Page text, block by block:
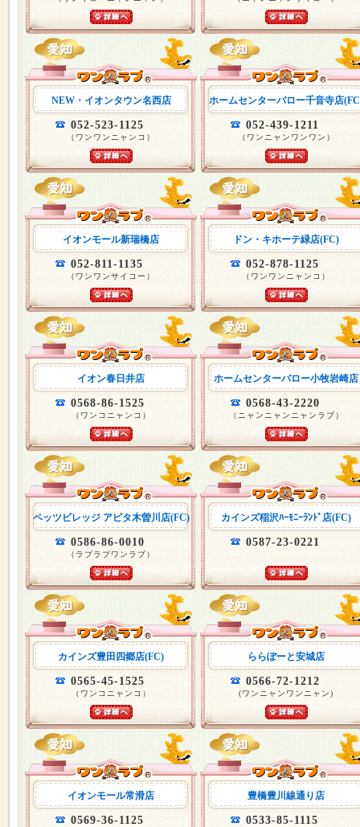
NEW・イオンタウン名西店
052-523-1125
（ワンワンニャンコ）
ホームセンターバロー千音寺店
052-439-1211
（ワンニャンワンワン）
イオンモール新瑞橋店
052-811-1135
（ワンワンサイコー）
ドン・キホーテ緑店(FC)
052-878-1125
（ワンワンニャンコ）
イオン春日井店
0568-86-1525
（ワンコニャンコ）
ホームセンターバロー小牧岩崎店
0568-43-2220
（ニャンニャンニャンラブ）
ペッツビレッジ アピタ木曽川店(FC)
0586-86-0010
（ラブラブワンラブ）
カインズ稲沢ﾊｰﾓﾆｰﾗﾝﾄﾞ店(FC)
0587-23-0221
カインズ豊田四郷店(FC)
0565-45-1525
（ワンコニャンコ）
ららぽーと安城店
0566-72-1212
(ワンニャンワンニャン)
イオンモール常滑店
0569-36-1125
豊橋豊川線通り店
0533-85-1115